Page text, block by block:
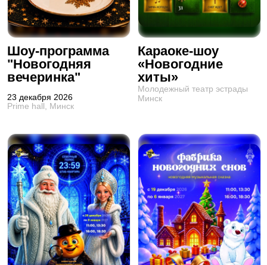
Шоу-программа
"Новогодняя
вечеринка"
23 декабря 2026
Prime hall, Минск
Караоке-шоу
«Новогодние
хиты»
Молодежный театр эстрады
Минск